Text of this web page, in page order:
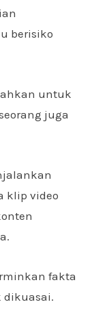
berisiko
untuk
juga
klip video
fakta
dikuasai.